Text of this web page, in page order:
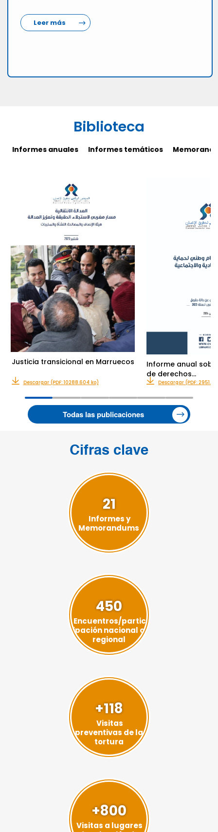
Leer más
Biblioteca
Informes anuales Informes temáticos
Todas las publicaciones
Justicia transicional en Marruecos
Descargar (PDF: 10288.604 ko)
Informe anual
de derechos…
Descargar (PDF:
Cifras clave
21
Informes y
Memorandums
450
Encuentros/partic
ipación nacional o
regional
+118
Visitas
preventivas de la
tortura
+800
Visitas a lugares